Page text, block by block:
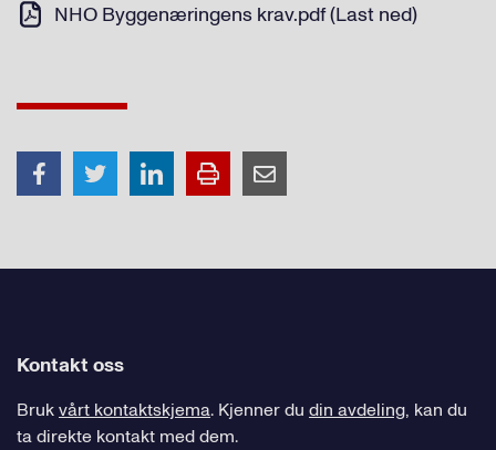
NHO Byggenæringens krav.pdf (Last ned)
Kontakt oss
Brukvårt kontaktskjema. Kjenner du din avdeling, kan du
ta direkte kontakt med dem.